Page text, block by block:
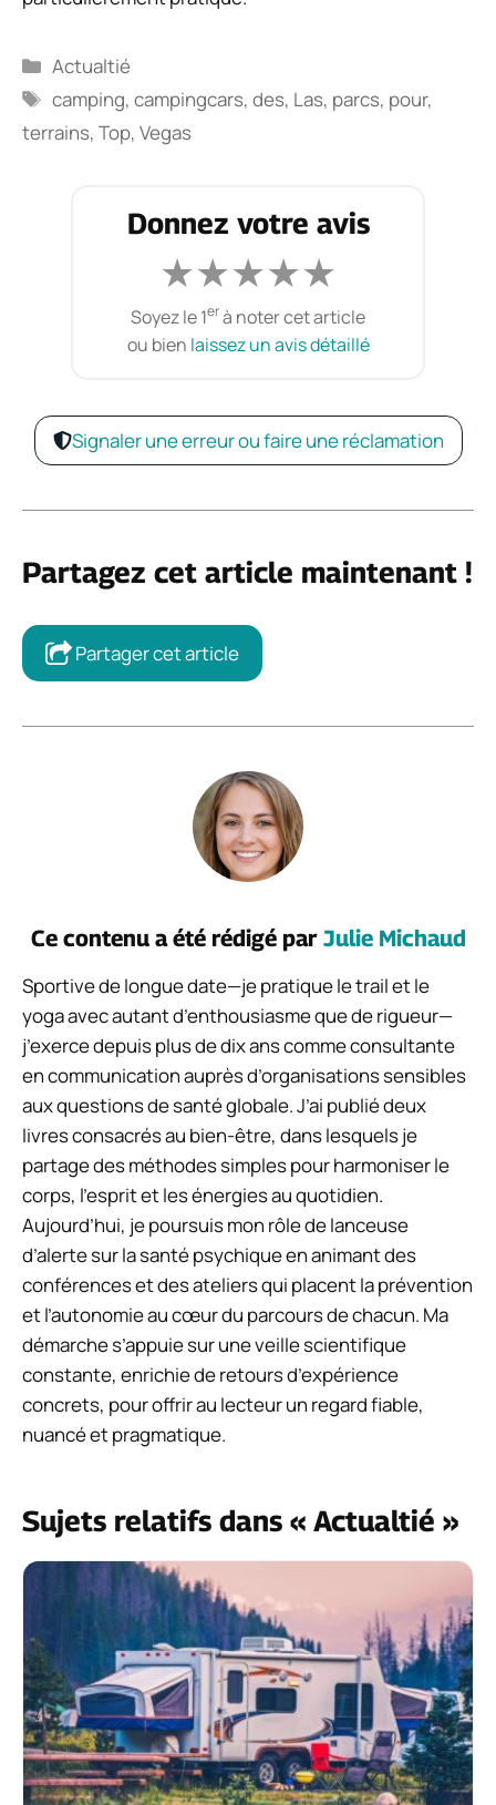
Catégories
Actualtié
Étiquettes
camping,campingcars,des, Las, parcs, pour,
terrains, Top, Vegas
Donnez votre avis
★★★★★
Soyez le 1erà noter cet article
ou bien laissez un avis détaillé
Signaler une erreur ou faire une réclamation
Partagez cet article maintenant !
Partager cet article
Ce contenu a été rédigé par Julie Michaud
Sportive de longue date—je pratique le trail et le
yoga avec autant d’enthousiasme que de rigueur—
j’exerce depuis plus de dix ans comme consultante
en communication auprès d’organisations sensibles
aux questions de santé globale. J’ai publié deux
livres consacrés au bien-être, dans lesquels je
partage des méthodes simples pour harmoniser le
corps, l’esprit et les énergies au quotidien.
Aujourd’hui, je poursuis mon rôle de lanceuse
d’alerte sur la santé psychique en animant des
conférences et des ateliers qui placent la prévention
et l’autonomie au cœur du parcours de chacun. Ma
démarche s’appuie sur une veille scientifique
constante, enrichie de retours d’expérience
concrets, pour offrir au lecteur un regard fiable,
nuancé et pragmatique.
Sujets relatifs dans « Actualtié »